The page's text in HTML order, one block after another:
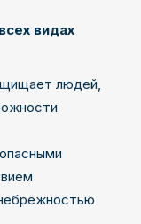
видах
людей,